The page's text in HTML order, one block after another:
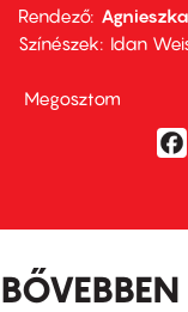
Rendező
Színészek
Idan
Megosztom